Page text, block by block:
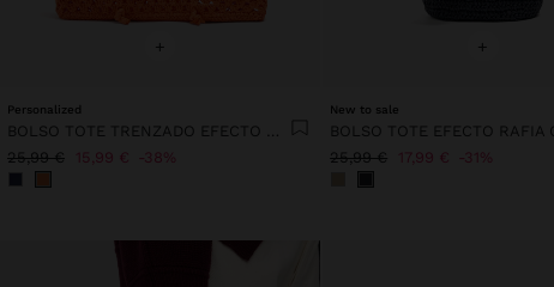
+
Personalized
25,99 € 15,99 € 38%
+
New to sale
25,99 € 17,99 € 31%